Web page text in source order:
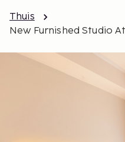
Thuis
New Furnished Studio